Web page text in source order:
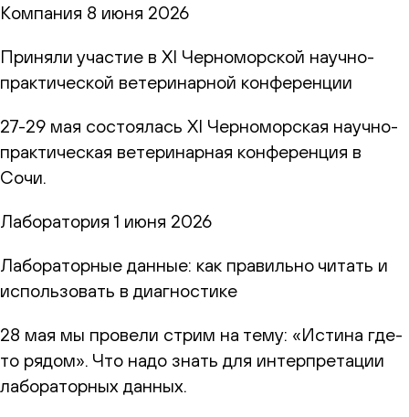
Компания 8 июня 2026
Приняли участие в XI Черноморской научно-
практической ветеринарной конференции
27-29 мая состоялась XI Черноморская научно-
практическая ветеринарная конференция в
Сочи.
Лаборатория 1 июня 2026
Лабораторные данные: как правильно читать и
использовать в диагностике
28 мая мы провели стрим на тему: «Истина где-
то рядом». Что надо знать для интерпретации
лабораторных данных.